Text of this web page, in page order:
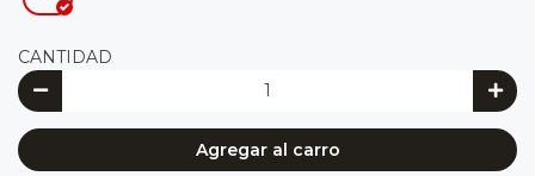
CANTIDAD
Agregar al carro